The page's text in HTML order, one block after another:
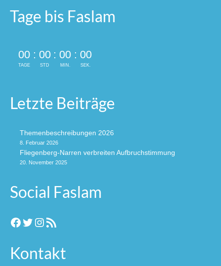
Tage bis Faslam
00
TAGE
: 00
STD
: 00
MIN.
: 00
SEK.
Letzte Beiträge
Themenbeschreibungen 2026
8. Februar 2026
Fliegenberg-Narren verbreiten Aufbruchstimmung
20. November 2025
Social Faslam
Facebook
Twitter
Instagram
RSS-Feed
Kontakt